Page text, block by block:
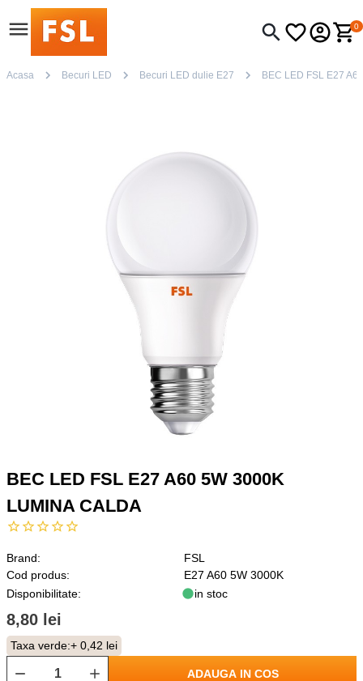
0
Acasa Becuri LED Becuri LED dulie E27 BEC LED FSL E27
BEC LED FSL E27 A60 5W 3000K
LUMINA CALDA
Brand:
FSL
Cod produs:
E27 A60 5W 3000K
Disponibilitate:
in stoc
8,80 lei
Taxa verde:+ 0,42 lei
ADAUGA IN COS